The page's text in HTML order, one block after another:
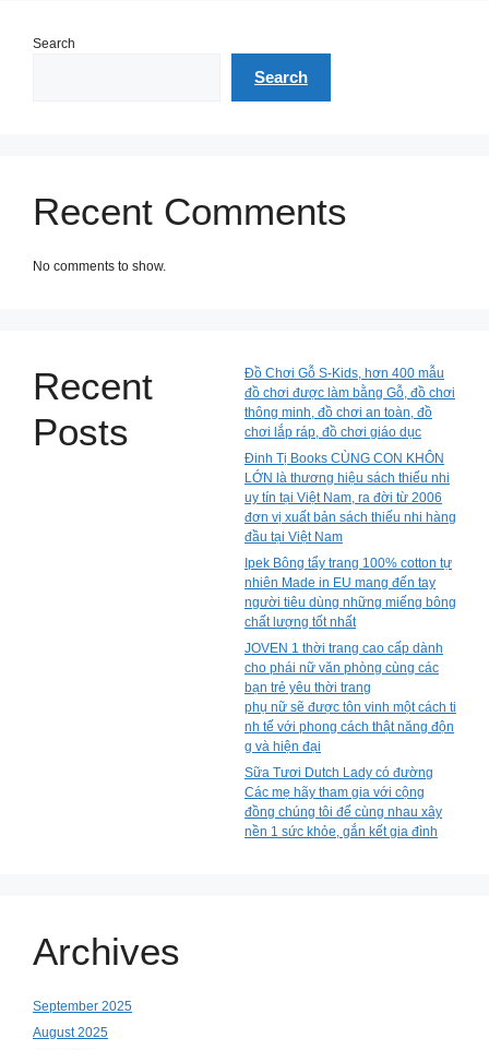
Search
Search
Recent Comments
No comments to show.
Recent
Posts
Đồ Chơi Gỗ S-Kids, hơn 400 mẫu
đồ chơi được làm bằng Gỗ, đồ chơi
thông minh, đồ chơi an toàn, đồ
chơi lắp ráp, đồ chơi giáo dục
Đinh Tị Books CÙNG CON KHÔN
LỚN là thương hiệu sách thiếu nhi
uy tín tại Việt Nam, ra đời từ 2006
đơn vị xuất bản sách thiếu nhi hàng
đầu tại Việt Nam
Ipek Bông tẩy trang 100% cotton tự
nhiên Made in EU mang đến tay
người tiêu dùng những miếng bông
chất lượng tốt nhất
JOVEN 1 thời trang cao cấp dành
cho phái nữ văn phòng cùng các
bạn trẻ yêu thời trang
phụ nữ sẽ được tôn vinh một cách ti
nh tế với phong cách thật năng độn
g và hiện đại
Sữa Tươi Dutch Lady có đường
Các mẹ hãy tham gia với cộng
đồng chúng tôi để cùng nhau xây
nền 1 sức khỏe, gắn kết gia đình
Archives
September 2025
August 2025